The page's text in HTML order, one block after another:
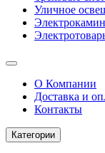
Уличное
О Компании
Доставка и
Контакты
Категории